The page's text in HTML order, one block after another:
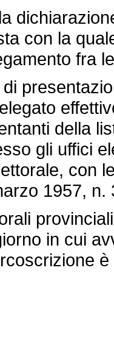
con la
fra
della
gli uffici
con
1957,
in cui